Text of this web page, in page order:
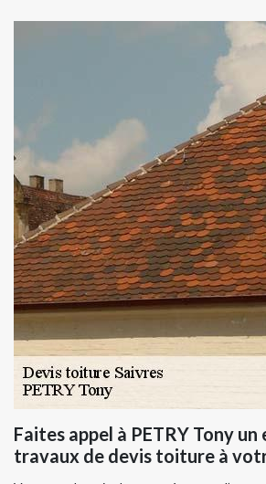
Faites appel à PETRY Tony
travaux de devis toiture à